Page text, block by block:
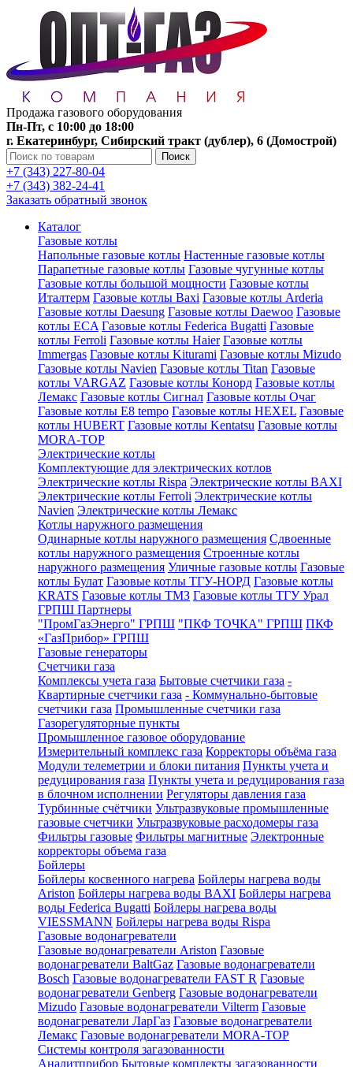
Продажа газового оборудования
Пн-Пт, с 10:00 до 18:00
г. Екатеринбург, Сибирский тракт (дублер), 6 (Домострой)
Поиск
+7 (343) 227-80-04
+7 (343) 382-24-41
Заказать обратный звонок
Каталог
Газовые котлы
Напольные газовые котлы Настенные газовые котлы
Парапетные газовые котлы Газовые чугунные котлы
Газовые котлы большой мощности Газовые котлы
Италтерм Газовые котлы Baxi Газовые котлы Arderia
Газовые котлы Daesung Газовые котлы Daewoo Газовые
котлы ECA Газовые котлы Federica Bugatti Газовые
котлы Ferroli Газовые котлы Haier Газовые котлы
Immergas Газовые котлы Kiturami Газовые котлы Mizudo
Газовые котлы Navien Газовые котлы Titan Газовые
котлы VARGAZ Газовые котлы Конорд Газовые котлы
Лемакс Газовые котлы Сигнал Газовые котлы Очаг
Газовые котлы E8 tempo Газовые котлы HEXEL Газовые
котлы HUBERT Газовые котлы Kentatsu Газовые котлы
MORA-TOP
Электрические котлы
Комплектующие для электрических котлов
Электрические котлы Rispa Электрические котлы BAXI
Электрические котлы Ferroli Электрические котлы
Navien Электрические котлы Лемакс
Котлы наружного размещения
Одинарные котлы наружного размещения Сдвоенные
котлы наружного размещения Строенные котлы
наружного размещения Уличные газовые котлы Газовые
котлы Булат Газовые котлы ТГУ-НОРД Газовые котлы
KRATS Газовые котлы ТМЗ Газовые котлы ТГУ Урал
ГРПШ Партнеры
"ПромГазЭнерго" ГРПШ "ПКФ ТОЧКА" ГРПШ ПКФ
«ГазПрибор» ГРПШ
Газовые генераторы
Счетчики газа
Комплексы учета газа Бытовые счетчики газа -
Квартирные счетчики газа - Коммунально-бытовые
счетчики газа Промышленные счетчики газа
Газорегуляторные пункты
Промышленное газовое оборудование
Измерительный комплекс газа Корректоры объёма газа
Модули телеметрии и блоки питания Пункты учета и
редуцирования газа Пункты учета и редуцирования газа
в блочном исполнении Регуляторы давления газа
Турбинные счётчики Ультразвуковые промышленные
газовые счетчики Ультразвуковые расходомеры газа
Фильтры газовые Фильтры магнитные Электронные
корректоры объема газа
Бойлеры
Бойлеры косвенного нагрева Бойлеры нагрева воды
Ariston Бойлеры нагрева воды BAXI Бойлеры нагрева
воды Federica Bugatti Бойлеры нагрева воды
VIESSMANN Бойлеры нагрева воды Rispa
Газовые водонагреватели
Газовые водонагреватели Ariston Газовые
водонагреватели BaltGaz Газовые водонагреватели
Bosch Газовые водонагреватели FAST R Газовые
водонагреватели Genberg Газовые водонагреватели
Mizudo Газовые водонагреватели Vilterm Газовые
водонагреватели ЛарГаз Газовые водонагреватели
Лемакс Газовые водонагреватели MORA-TOP
Системы контроля загазованности
Аналитприбор Бытовые комплекты загазованности